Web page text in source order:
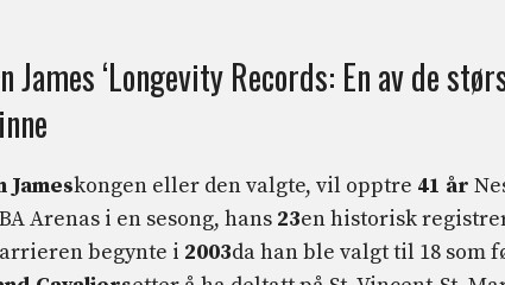
James ‘Longevity Records: En av de
Jameskongen eller den valgte, vil opptre 41 år
Arenas i en sesong, hans 23en historisk
begynte i 2003da han ble valgt til 18 som